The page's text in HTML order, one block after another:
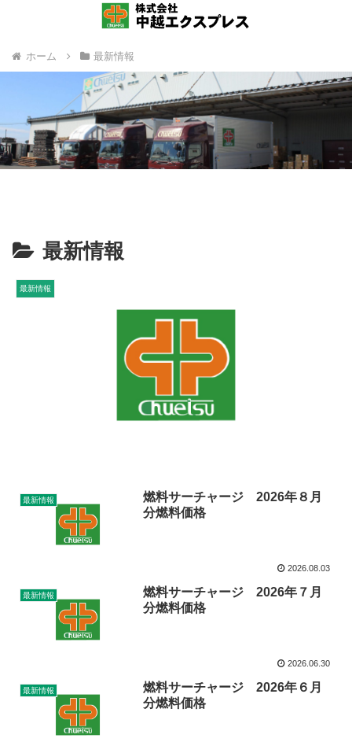
ホーム 最新情報
最新情報
最新情報
最新情報
燃料サーチャージ 2026年８月
分燃料価格
2026.08.03
最新情報
燃料サーチャージ 2026年７月
分燃料価格
2026.06.30
最新情報
燃料サーチャージ 2026年６月
分燃料価格